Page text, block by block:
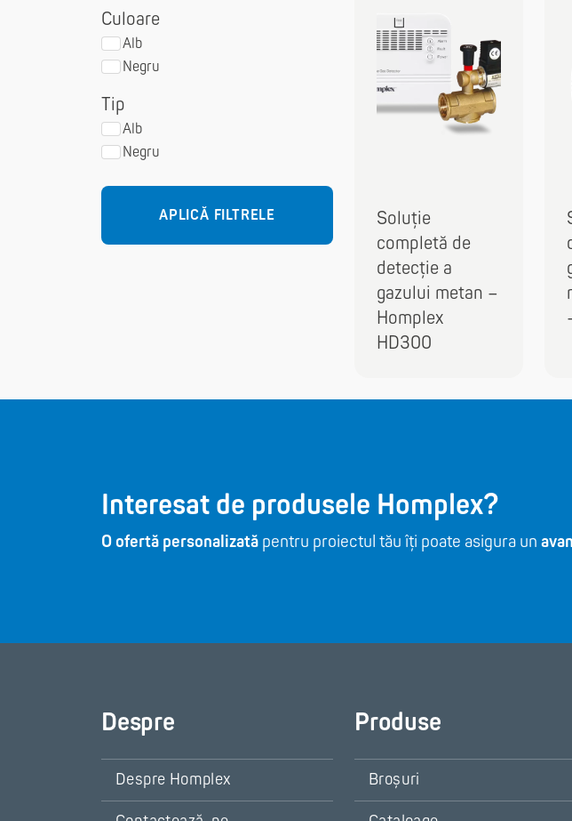
Soluție
completă de
detecție a
gazului metan –
Homplex
HD300
Culoare
Alb
Negru
Tip
Alb
Negru
APLICĂ FILTRELE
Interesat de produsele Homplex?
O ofertă personalizată pentru proiectul tău îți poate asigura un
Despre
Despre Homplex
Produse
Broșuri